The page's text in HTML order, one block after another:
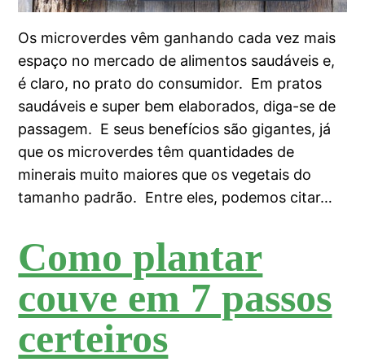
Os microverdes vêm ganhando cada vez mais
espaço no mercado de alimentos saudáveis e,
é claro, no prato do consumidor. Em pratos
saudáveis e super bem elaborados, diga-se de
passagem. E seus benefícios são gigantes, já
que os microverdes têm quantidades de
minerais muito maiores que os vegetais do
tamanho padrão. Entre eles, podemos citar…
Como plantar
couve em 7 passos
certeiros